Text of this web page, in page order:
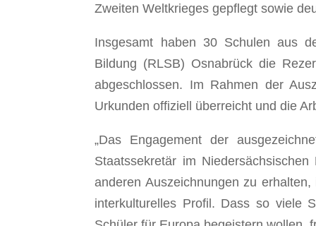
Zweiten Weltkrieges gepflegt sowie
Insgesamt haben 30 Schulen aus
Bildung (RLSB) Osnabrück die
abgeschlossen. Im Rahmen der
Urkunden offiziell überreicht und die
„Das Engagement der
Staatssekretär im
anderen Auszeichnungen zu
interkulturelles Profil. Dass so viele